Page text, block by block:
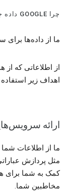
چرا GOOGLE داده جمع‌آوری می‌کند
ما از داده‌ها
از اطلاعاتی که
اهداف زیر
ارائه
ما از اطلاعات شما
مثل پردازش
کمک به شما برای
مخاطبین شما.